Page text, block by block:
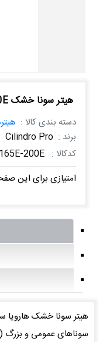
هیتر سونا خشک PC165E-200E
دسته بندی کالا :
برند : Cilindro Pro
کدکالا : 200E
امتیازی برای این
سوناهای عمومی و